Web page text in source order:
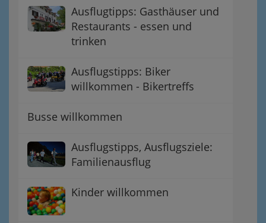
Ausflugtipps: Gasthäuser und
Restaurants - essen und
trinken
Ausflugstipps: Biker
willkommen - Bikertreffs
Busse willkommen
Ausflugstipps, Ausflugsziele:
Familienausflug
Kinder willkommen